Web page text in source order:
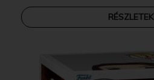
RÉSZLETEK